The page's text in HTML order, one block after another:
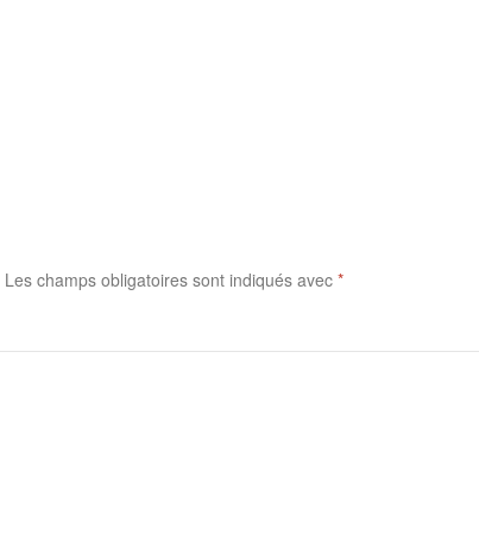
Les champs obligatoires sont indiqués avec *